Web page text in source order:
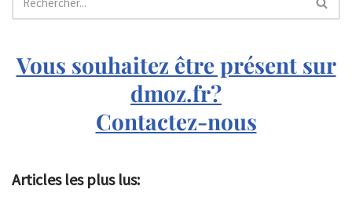
Vous souhaitez être présent sur
dmoz.fr?
Contactez-nous
Articles les plus lus: